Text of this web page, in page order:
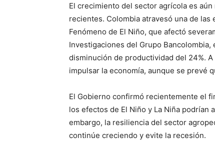
El crecimiento del sector agrícola es
recientes. Colombia atravesó una de
Fenómeno de El Niño, que afectó
Investigaciones del Grupo
disminución de productividad del 24%.
impulsar la economía, aunque se prevé
El Gobierno confirmó recientemente el
los efectos de El Niño y La Niña
embargo, la resiliencia del sector
continúe creciendo y evite la recesión.